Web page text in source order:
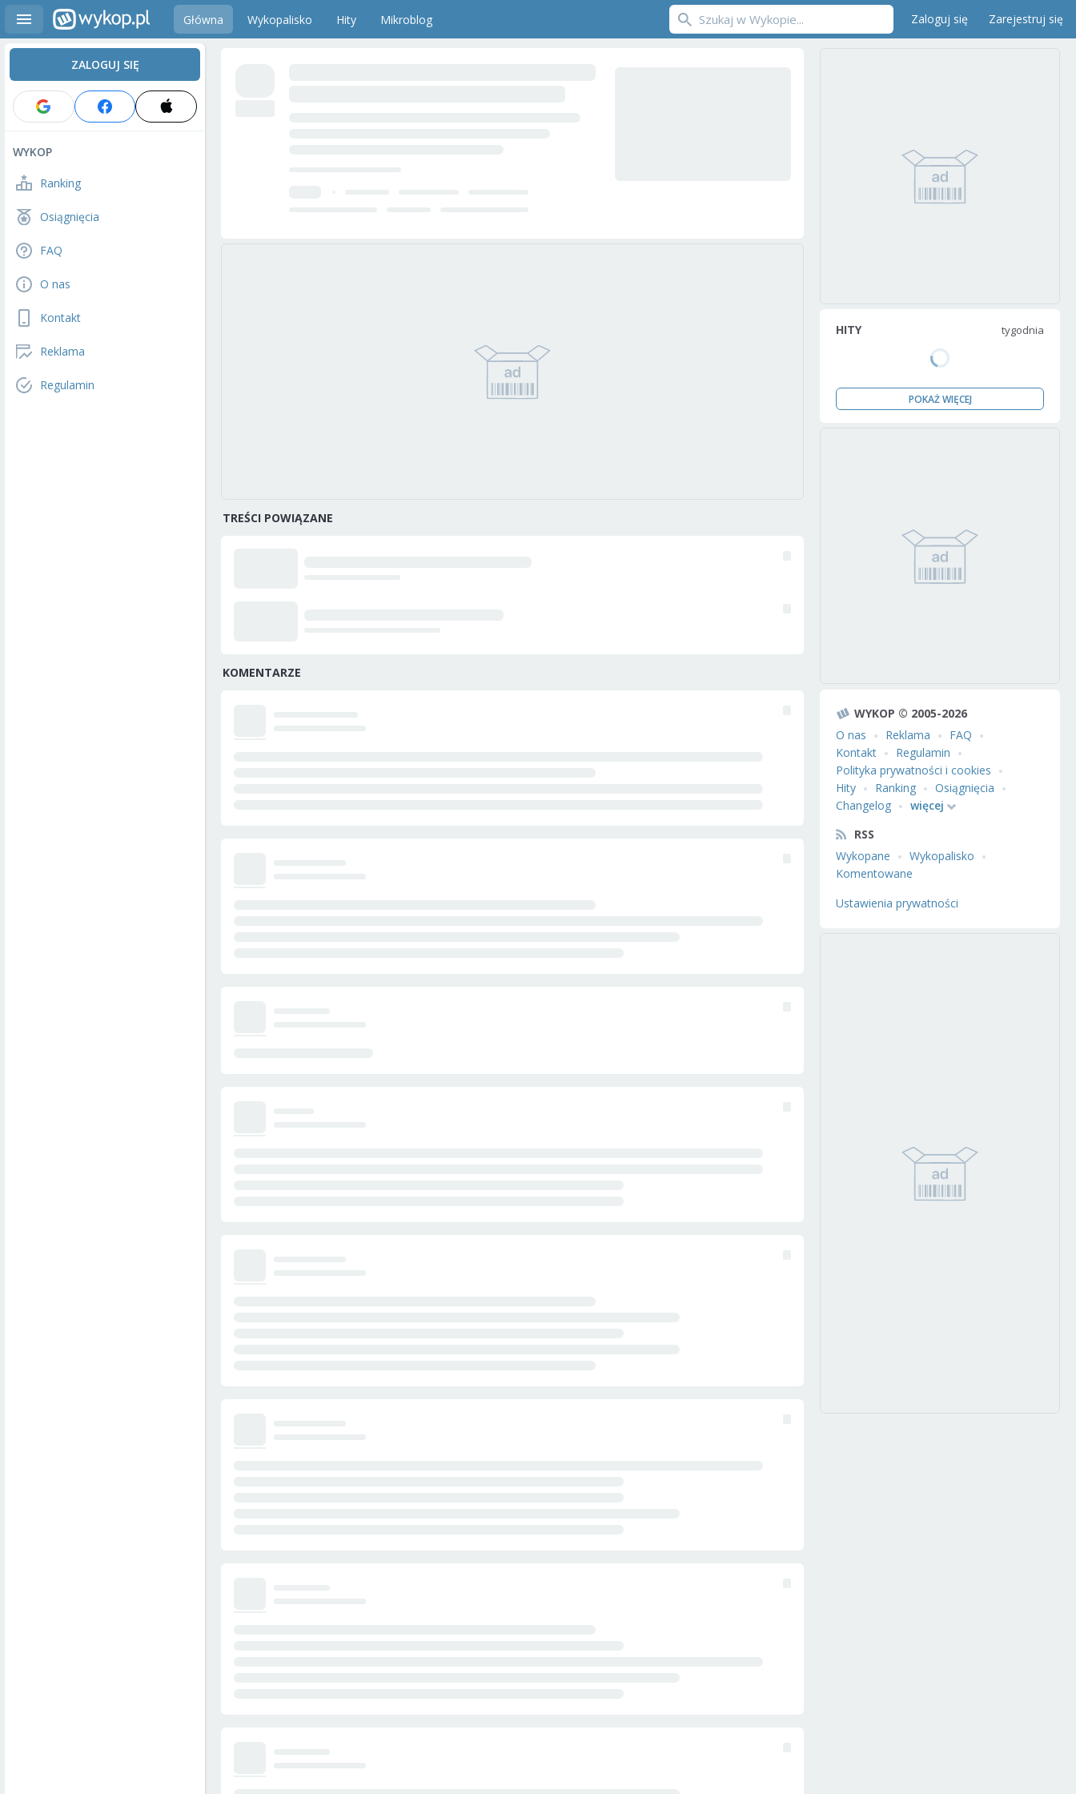
Główna Wykopalisko Hity Mikroblog Zaloguj się Zarejestruj się
ZALOGUJ SIĘ
WYKOP
Ranking
Osiągnięcia
FAQ
O nas
Kontakt
Reklama
Regulamin
TREŚCI POWIĄZANE
KOMENTARZE
HITY tygodnia
POKAŻ WIĘCEJ
WYKOP © 2005-2026
O nas
Reklama
FAQ
Kontakt
Regulamin
Polityka prywatności i cookies
Hity
Ranking
Osiągnięcia
Changelog
więcej
RSS
Wykopane
Wykopalisko
Komentowane
Ustawienia prywatności